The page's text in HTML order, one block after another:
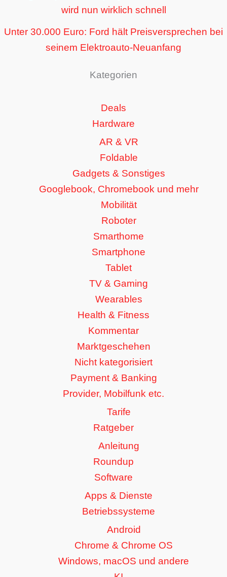
wird nun wirklich schnell
Unter 30.000 Euro: Ford hält Preisversprechen bei
seinem Elektroauto-Neuanfang
Kategorien
Deals
Hardware
AR & VR
Foldable
Gadgets & Sonstiges
Googlebook, Chromebook und mehr
Mobilität
Roboter
Smarthome
Smartphone
Tablet
TV & Gaming
Wearables
Health & Fitness
Kommentar
Marktgeschehen
Nicht kategorisiert
Payment & Banking
Provider, Mobilfunk etc.
Tarife
Ratgeber
Anleitung
Roundup
Software
Apps & Dienste
Betriebssysteme
Android
Chrome & Chrome OS
Windows, macOS und andere